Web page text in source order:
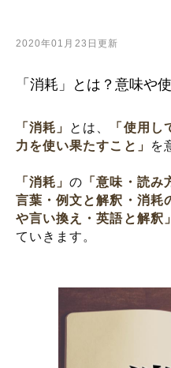
2020年01月23日更新
「消耗」とは？意味や
「消耗」 とは、 「使用し
力を使い果たすこと」
を
「消耗」の 「意味・読
言葉・例文と解釈・消耗
や言い換え・英語と解釈」
ていきます。